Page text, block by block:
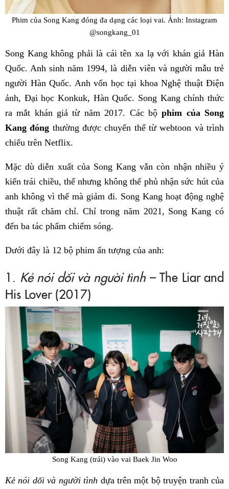
Phim của Song Kang đóng đa dạng các loại vai. Ảnh: Instagram
@songkang_01
Song Kang không phải là cái tên xa lạ với khán giả Hàn
Quốc. Anh sinh năm 1994, là diễn viên và người mẫu trẻ
người Hàn Quốc. Anh vốn học tại khoa Nghệ thuật Điện
ảnh, Đại học Konkuk, Hàn Quốc. Song Kang chính thức
ra mắt khán giả từ năm 2017. Các bộphim của Song
Kang đóng thường được chuyển thể từ webtoon và trình
chiếu trên Netflix.
Mặc dù diễn xuất của Song Kang vẫn còn nhận nhiều ý
kiến trái chiều, thế nhưng không thể phủ nhận sức hút của
anh không vì thế mà giảm đi. Song Kang hoạt động nghệ
thuật rất chăm chỉ. Chỉ trong năm 2021, Song Kang có
đến ba tác phẩm chiếm sóng.
Dưới đây là 12 bộ phim ấn tượng của anh:
1. Kẻ nói dối và người tình – The Liar and
His Lover (2017)
Song Kang (trái) vào vai Baek Jin Woo
Kẻ nói dối và người tình dựa trên một bộ truyện tranh của